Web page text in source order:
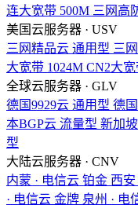
连大宽带 500M 三网高
美国云服务器 · USV
三网精品云 通用型 三
大宽带 1024M CN2大宽
全球云服务器 · GLV
德国9929云 通用型 德
本BGP云 流量型 新加
型
大陆云服务器 · CNV
内蒙 · 电信云 铂金 西安
· 电信云 金牌 泉州 · 电